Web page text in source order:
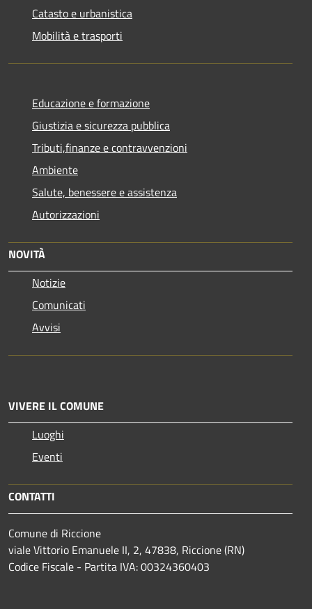
Catasto e urbanistica
Mobilità e trasporti
Educazione e formazione
Giustizia e sicurezza pubblica
Tributi,finanze e contravvenzioni
Ambiente
Salute, benessere e assistenza
Autorizzazioni
NOVITÀ
Notizie
Comunicati
Avvisi
VIVERE IL COMUNE
Luoghi
Eventi
CONTATTI
Comune di Riccione
viale Vittorio Emanuele II, 2, 47838, Riccione (RN)
Codice Fiscale - Partita IVA: 00324360403